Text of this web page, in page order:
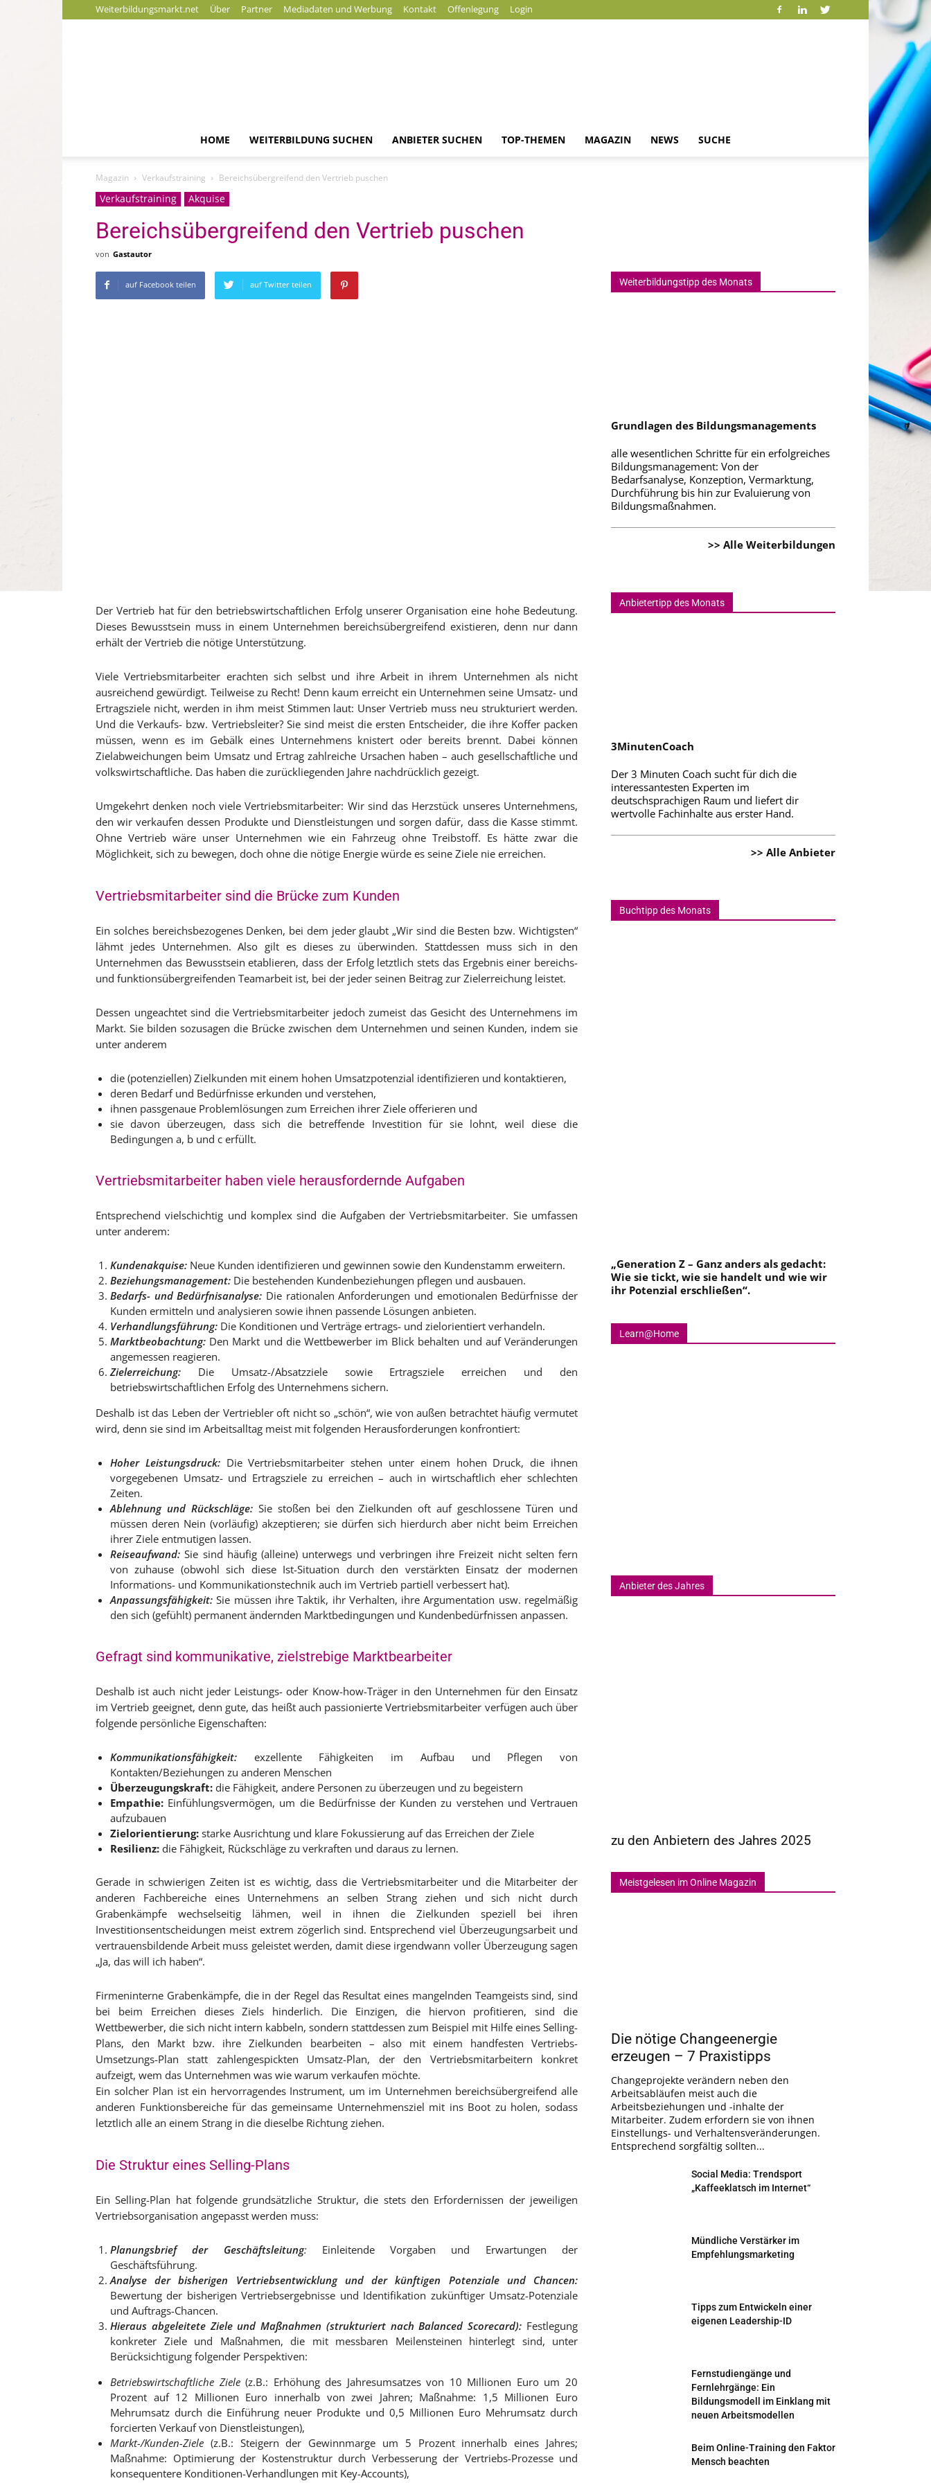
Weiterbildungsmarkt.net Über Partner Mediadaten und Werbung Kontakt Offenlegung Login
HOME WEITERBILDUNG SUCHEN ANBIETER SUCHEN TOP-THEMEN MAGAZIN NEWS SUCHE
Magazin Verkaufstraining Bereichsübergreifend den Vertrieb puschen
Verkaufstraining Akquise
Bereichsübergreifend den Vertrieb puschen
von Gastautor
auf Facebook teilen auf Twitter teilen
Der Vertrieb hat für den betriebswirtschaftlichen Erfolg unserer Organisation eine hohe Bedeutung.
Dieses Bewusstsein muss in einem Unternehmen bereichsübergreifend existieren, denn nur dann
erhält der Vertrieb die nötige Unterstützung.
Viele Vertriebsmitarbeiter erachten sich selbst und ihre Arbeit in ihrem Unternehmen als nicht
ausreichend gewürdigt. Teilweise zu Recht! Denn kaum erreicht ein Unternehmen seine Umsatz- und
Ertragsziele nicht, werden in ihm meist Stimmen laut: Unser Vertrieb muss neu strukturiert werden.
Und die Verkaufs- bzw. Vertriebsleiter? Sie sind meist die ersten Entscheider, die ihre Koffer packen
müssen, wenn es im Gebälk eines Unternehmens knistert oder bereits brennt. Dabei können
Zielabweichungen beim Umsatz und Ertrag zahlreiche Ursachen haben – auch gesellschaftliche und
volkswirtschaftliche. Das haben die zurückliegenden Jahre nachdrücklich gezeigt.
Umgekehrt denken noch viele Vertriebsmitarbeiter: Wir sind das Herzstück unseres Unternehmens,
den wir verkaufen dessen Produkte und Dienstleistungen und sorgen dafür, dass die Kasse stimmt.
Ohne Vertrieb wäre unser Unternehmen wie ein Fahrzeug ohne Treibstoff. Es hätte zwar die
Möglichkeit, sich zu bewegen, doch ohne die nötige Energie würde es seine Ziele nie erreichen.
Vertriebsmitarbeiter sind die Brücke zum Kunden
Ein solches bereichsbezogenes Denken, bei dem jeder glaubt „Wir sind die Besten bzw. Wichtigsten“
lähmt jedes Unternehmen. Also gilt es dieses zu überwinden. Stattdessen muss sich in den
Unternehmen das Bewusstsein etablieren, dass der Erfolg letztlich stets das Ergebnis einer bereichs-
und funktionsübergreifenden Teamarbeit ist, bei der jeder seinen Beitrag zur Zielerreichung leistet.
Dessen ungeachtet sind die Vertriebsmitarbeiter jedoch zumeist das Gesicht des Unternehmens im
Markt. Sie bilden sozusagen die Brücke zwischen dem Unternehmen und seinen Kunden, indem sie
unter anderem
die (potenziellen) Zielkunden mit einem hohen Umsatzpotenzial identifizieren und kontaktieren,
deren Bedarf und Bedürfnisse erkunden und verstehen,
ihnen passgenaue Problemlösungen zum Erreichen ihrer Ziele offerieren und
sie davon überzeugen, dass sich die betreffende Investition für sie lohnt, weil diese die
Bedingungen a, b und c erfüllt.
Vertriebsmitarbeiter haben viele herausfordernde Aufgaben
Entsprechend vielschichtig und komplex sind die Aufgaben der Vertriebsmitarbeiter. Sie umfassen
unter anderem:
Kundenakquise: Neue Kunden identifizieren und gewinnen sowie den Kundenstamm erweitern.
Beziehungsmanagement: Die bestehenden Kundenbeziehungen pflegen und ausbauen.
Bedarfs- und Bedürfnisanalyse: Die rationalen Anforderungen und emotionalen Bedürfnisse der
Kunden ermitteln und analysieren sowie ihnen passende Lösungen anbieten.
Verhandlungsführung: Die Konditionen und Verträge ertrags- und zielorientiert verhandeln.
Marktbeobachtung: Den Markt und die Wettbewerber im Blick behalten und auf Veränderungen
angemessen reagieren.
Zielerreichung: Die Umsatz-/Absatzziele sowie Ertragsziele erreichen und den
betriebswirtschaftlichen Erfolg des Unternehmens sichern.
Deshalb ist das Leben der Vertriebler oft nicht so „schön“, wie von außen betrachtet häufig vermutet
wird, denn sie sind im Arbeitsalltag meist mit folgenden Herausforderungen konfrontiert:
Hoher Leistungsdruck:Die Vertriebsmitarbeiter stehen unter einem hohen Druck, die ihnen
vorgegebenen Umsatz- und Ertragsziele zu erreichen – auch in wirtschaftlich eher schlechten
Zeiten.
Ablehnung und Rückschläge:Sie stoßen bei den Zielkunden oft auf geschlossene Türen und
müssen deren Nein (vorläufig) akzeptieren; sie dürfen sich hierdurch aber nicht beim Erreichen
ihrer Ziele entmutigen lassen.
Reiseaufwand: Sie sind häufig (alleine) unterwegs und verbringen ihre Freizeit nicht selten fern
von zuhause (obwohl sich diese Ist-Situation durch den verstärkten Einsatz der modernen
Informations- und Kommunikationstechnik auch im Vertrieb partiell verbessert hat).
Anpassungsfähigkeit: Sie müssen ihre Taktik, ihr Verhalten, ihre Argumentation usw. regelmäßig
den sich (gefühlt) permanent ändernden Marktbedingungen und Kundenbedürfnissen anpassen.
Gefragt sind kommunikative, zielstrebige Marktbearbeiter
Deshalb ist auch nicht jeder Leistungs- oder Know-how-Träger in den Unternehmen für den Einsatz
im Vertrieb geeignet, denn gute, das heißt auch passionierte Vertriebsmitarbeiter verfügen auch über
folgende persönliche Eigenschaften:
Kommunikationsfähigkeit: exzellente Fähigkeiten im Aufbau und Pflegen von
Kontakten/Beziehungen zu anderen Menschen
Überzeugungskraft: die Fähigkeit, andere Personen zu überzeugen und zu begeistern
Empathie: Einfühlungsvermögen, um die Bedürfnisse der Kunden zu verstehen und Vertrauen
aufzubauen
Zielorientierung: starke Ausrichtung und klare Fokussierung auf das Erreichen der Ziele
Resilienz: die Fähigkeit, Rückschläge zu verkraften und daraus zu lernen.
Gerade in schwierigen Zeiten ist es wichtig, dass die Vertriebsmitarbeiter und die Mitarbeiter der
anderen Fachbereiche eines Unternehmens an selben Strang ziehen und sich nicht durch
Grabenkämpfe wechselseitig lähmen, weil in ihnen die Zielkunden speziell bei ihren
Investitionsentscheidungen meist extrem zögerlich sind. Entsprechend viel Überzeugungsarbeit und
vertrauensbildende Arbeit muss geleistet werden, damit diese irgendwann voller Überzeugung sagen
„Ja, das will ich haben“.
Firmeninterne Grabenkämpfe, die in der Regel das Resultat eines mangelnden Teamgeists sind, sind
bei beim Erreichen dieses Ziels hinderlich. Die Einzigen, die hiervon profitieren, sind die
Wettbewerber, die sich nicht intern kabbeln, sondern stattdessen zum Beispiel mit Hilfe eines Selling-
Plans, den Markt bzw. ihre Zielkunden bearbeiten – also mit einem handfesten Vertriebs-
Umsetzungs-Plan statt zahlengespickten Umsatz-Plan, der den Vertriebsmitarbeitern konkret
aufzeigt, wem das Unternehmen was wie warum verkaufen möchte.
Ein solcher Plan ist ein hervorragendes Instrument, um im Unternehmen bereichsübergreifend alle
anderen Funktionsbereiche für das gemeinsame Unternehmensziel mit ins Boot zu holen, sodass
letztlich alle an einem Strang in die dieselbe Richtung ziehen.
Die Struktur eines Selling-Plans
Ein Selling-Plan hat folgende grundsätzliche Struktur, die stets den Erfordernissen der jeweiligen
Vertriebsorganisation angepasst werden muss:
Planungsbrief der Geschäftsleitung:Einleitende Vorgaben und Erwartungen der
Geschäftsführung.
Analyse der bisherigen Vertriebsentwicklung und der künftigen Potenziale und Chancen:
Bewertung der bisherigen Vertriebsergebnisse und Identifikation zukünftiger Umsatz-Potenziale
und Auftrags-Chancen.
Hieraus abgeleitete Ziele und Maßnahmen (strukturiert nach Balanced Scorecard): Festlegung
konkreter Ziele und Maßnahmen, die mit messbaren Meilensteinen hinterlegt sind, unter
Berücksichtigung folgender Perspektiven:
Betriebswirtschaftliche Ziele(z.B.: Erhöhung des Jahresumsatzes von 10 Millionen Euro um 20
Prozent auf 12 Millionen Euro innerhalb von zwei Jahren; Maßnahme: 1,5 Millionen Euro
Mehrumsatz durch die Einführung neuer Produkte und 0,5 Millionen Euro Mehrumsatz durch
forcierten Verkauf von Dienstleistungen),
Markt-/Kunden-Ziele (z.B.: Steigern der Gewinnmarge um 5 Prozent innerhalb eines Jahres;
Maßnahme: Optimierung der Kostenstruktur durch Verbesserung der Vertriebs-Prozesse und
konsequentere Konditionen-Verhandlungen mit Key-Accounts),
Weiterbildungstipp des Monats
Grundlagen des Bildungsmanagements
alle wesentlichen Schritte für ein erfolgreiches
Bildungsmanagement: Von der
Bedarfsanalyse, Konzeption, Vermarktung,
Durchführung bis hin zur Evaluierung von
Bildungsmaßnahmen.
>> Alle Weiterbildungen
Anbietertipp des Monats
3MinutenCoach
Der 3 Minuten Coach sucht für dich die
interessantesten Experten im
deutschsprachigen Raum und liefert dir
wertvolle Fachinhalte aus erster Hand.
>> Alle Anbieter
Buchtipp des Monats
„Generation Z – Ganz anders als gedacht:
Wie sie tickt, wie sie handelt und wie wir
ihr Potenzial erschließen“.
Learn@Home
Anbieter des Jahres
zu den Anbietern des Jahres 2025
Meistgelesen im Online Magazin
Die nötige Changeenergie
erzeugen – 7 Praxistipps
Changeprojekte verändern neben den
Arbeitsabläufen meist auch die
Arbeitsbeziehungen und -inhalte der
Mitarbeiter. Zudem erfordern sie von ihnen
Einstellungs- und Verhaltensveränderungen.
Entsprechend sorgfältig sollten...
Social Media: Trendsport
„Kaffeeklatsch im Internet“
Mündliche Verstärker im
Empfehlungsmarketing
Tipps zum Entwickeln einer
eigenen Leadership-ID
Fernstudiengänge und
Fernlehrgänge: Ein
Bildungsmodell im Einklang mit
neuen Arbeitsmodellen
Beim Online-Training den Faktor
Mensch beachten